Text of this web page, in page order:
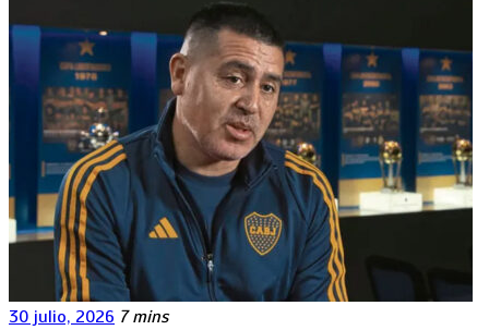
30 julio, 2026 7 mins